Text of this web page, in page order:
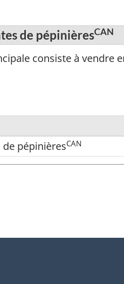
de pépinièresCAN
consiste à vendre
pépinièresCAN